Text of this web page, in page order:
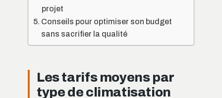
projet
Conseils pour optimiser son budget
sans sacrifier la qualité
Les tarifs moyens par
type de climatisation